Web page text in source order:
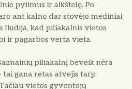
pylimus ir aikštelę. Po
ant kalno dar stovėjo mediniai
liudija, kad piliakalnis vietos
ir pagarbos verta vieta.
piliakalnį beveik nėra
gana retas atvejis tarp
vietos gyventojų